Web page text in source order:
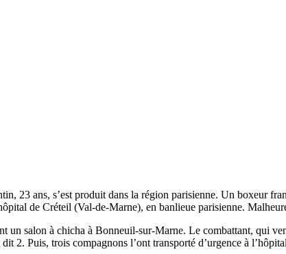
23 ans, s’est produit dans la région parisienne. Un boxeur
de Créteil (Val-de-Marne), en banlieue parisienne.
un salon à chicha à Bonneuil-sur-Marne. Le combattant, qui
2. Puis, trois compagnons l’ont transporté d’urgence à